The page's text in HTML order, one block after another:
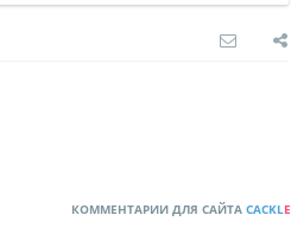
КОММЕНТАРИИ ДЛЯ САЙТА CACKLE